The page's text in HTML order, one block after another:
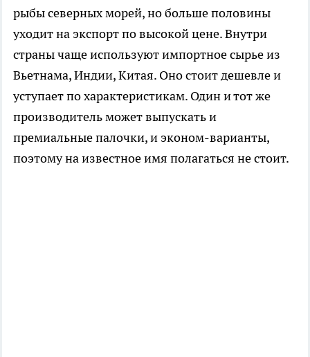
рыбы северных морей, но больше половины
уходит на экспорт по высокой цене. Внутри
страны чаще используют импортное сырье из
Вьетнама, Индии, Китая. Оно стоит дешевле и
уступает по характеристикам. Один и тот же
производитель может выпускать и
премиальные палочки, и эконом-варианты,
поэтому на известное имя полагаться не стоит.